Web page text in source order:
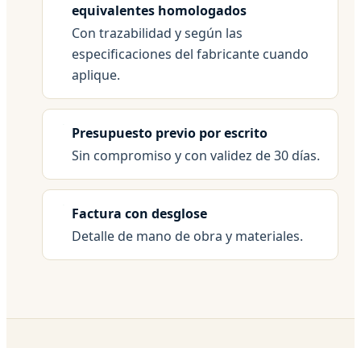
equivalentes homologados
Con trazabilidad y según las
especificaciones del fabricante cuando
aplique.
Presupuesto previo por escrito
Sin compromiso y con validez de 30 días.
Factura con desglose
Detalle de mano de obra y materiales.